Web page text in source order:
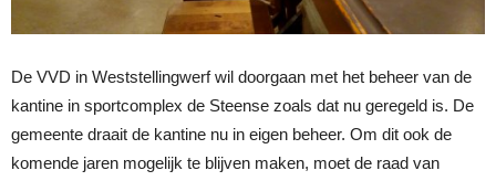
De VVD in Weststellingwerf wil doorgaan met het beheer van de
kantine in sportcomplex de Steense zoals dat nu geregeld is. De
gemeente draait de kantine nu in eigen beheer. Om dit ook de
komende jaren mogelijk te blijven maken, moet de raad van